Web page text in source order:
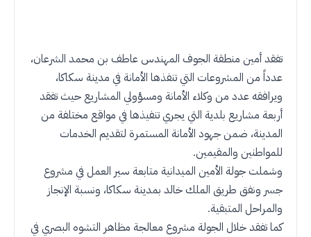
تفقد أمين منطقة الجوف المهندس عاطف بن محمد الشرعان،
عدداً من المشروعات التي تنفذها الأمانة في مدينة سكاكا،
ويرافقه عدد من وكلاء الأمانة ومسؤولي المشاريع حيث تفقد
أربعة مشاريع بلدية التي يجري تنفيذها في مواقع مختلفة من
المدينة، ضمن جهود الأمانة المستمرة لتقديم الخدمات
للمواطنين والمقيمين.
وشملت جولة الأمين الميدانية متابعة سير العمل في مشروع
جسر ونفق طريق الملك خالد بمدينة سكاكا، ونسبة الإنجاز
والمراحل المتبقية.
كما تفقد خلال الجولة مشروع معالجة مظاهر التشوه البصري في